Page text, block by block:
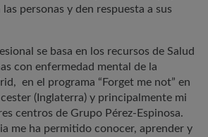
personas y den respuesta a sus
se basa en los recursos de Salud
con enfermedad mental de la
en el programa “Forget me not” en
(Inglaterra) y principalmente mi
centros de Grupo Pérez-Espinosa.
me ha permitido conocer, aprender y